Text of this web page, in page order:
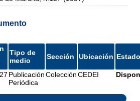
Tipo de
medio
Sección Ubicación Estado
Publicación
Periódica
ColecciónCEDEI